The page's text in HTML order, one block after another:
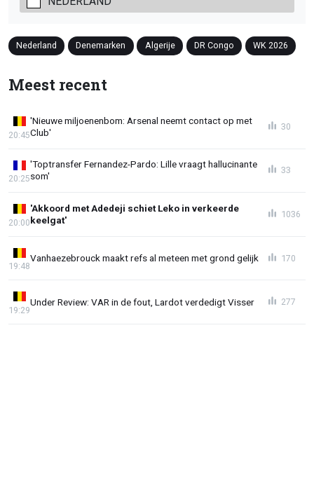
Nederland Denemarken Algerije DR Congo WK 2026
Meest recent
'Nieuwe miljoenenbom: Arsenal neemt contact op met
Club'
20:45
30
'Toptransfer Fernandez-Pardo: Lille vraagt hallucinante
som'
20:25
33
'Akkoord met Adedeji schiet Leko in verkeerde
keelgat'
20:00
1036
Vanhaezebrouck maakt refs al meteen met grond gelijk
19:48
170
Under Review: VAR in de fout, Lardot verdedigt Visser
19:29
277